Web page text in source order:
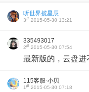
听世界揽星辰
3# 2015-05-30 13:21
335493017
2# 2015-05-30 07:54
最新版的，云盘进
115客服-小贝
1# 2015-05-30 07:18